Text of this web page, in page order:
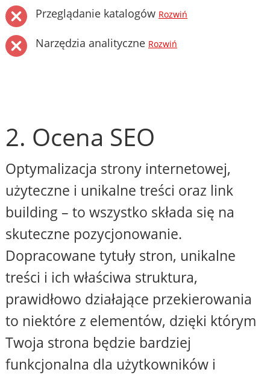
Przeglądanie katalogów Rozwiń
Narzędzia analityczne Rozwiń
2. Ocena SEO
Optymalizacja strony internetowej,
użyteczne i unikalne treści oraz link
building – to wszystko składa się na
skuteczne pozycjonowanie.
Dopracowane tytuły stron, unikalne
treści i ich właściwa struktura,
prawidłowo działające przekierowania
to niektóre z elementów, dzięki którym
Twoja strona będzie bardziej
funkcjonalna dla użytkowników i